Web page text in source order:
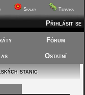
Skalky Terárka
Přihlásit se
Fórum
Ostatní
stanic